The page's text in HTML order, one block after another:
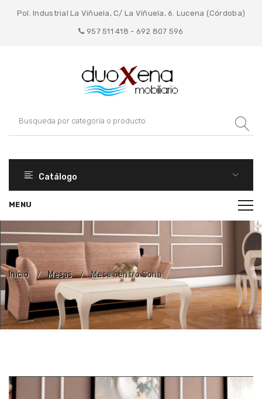
Pol. Industrial La Viñuela, C/ La Viñuela, 6. Lucena (Córdoba)
957 511 418 - 692 807 596
Catálogo
Inicio / Mesas / Mesa centro Soria